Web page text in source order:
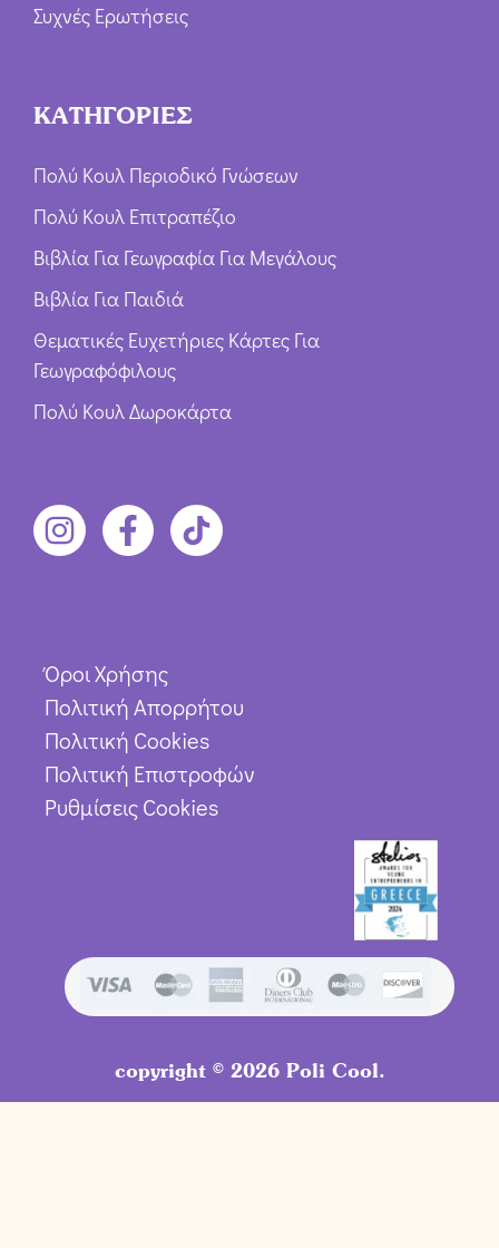
Συχνές Ερωτήσεις
ΚΑΤΗΓΟΡΙΕΣ
Πολύ Κουλ Περιοδικό Γνώσεων
Πολύ Κουλ Επιτραπέζιο
Βιβλία Για Γεωγραφία Για Μεγάλους
Βιβλία Για Παιδιά
Θεματικές Ευχετήριες Κάρτες Για
Γεωγραφόφιλους
Πολύ Κουλ Δωροκάρτα
Όροι Χρήσης
Πολιτική Απορρήτου
Πολιτική Cookies
Πολιτική Επιστροφών
Ρυθμίσεις Cookies
copyright © 2026 Poli Cool.